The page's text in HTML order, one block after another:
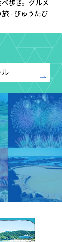
歩き。グルメ
- びゅうたび
ル